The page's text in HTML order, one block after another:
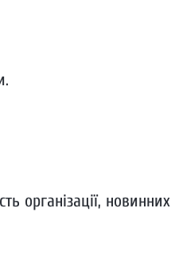
організації, новинних